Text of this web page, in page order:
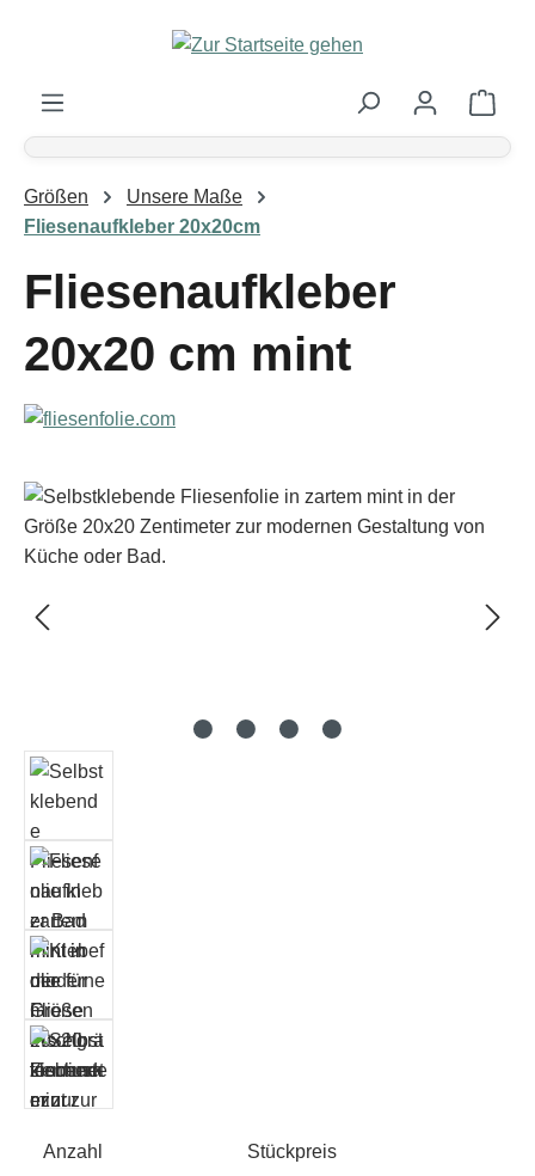
Zum Hauptinhalt springen
Größen
Unsere Maße
Fliesenaufkleber 20x20cm
Fliesenaufkleber
20x20 cm mint
Bildergalerie überspringen
Anzahl Stückpreis